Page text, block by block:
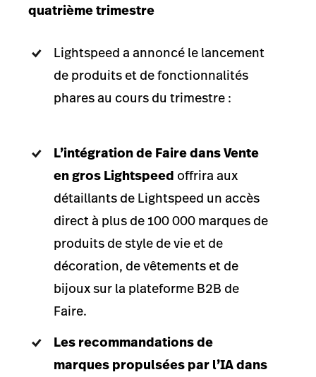
quatrième trimestre
Lightspeed a annoncé le lancement
de produits et de fonctionnalités
phares au cours du trimestre :
L’intégration de Faire dans Vente
en gros Lightspeed offrira aux
détaillants de Lightspeed un accès
direct à plus de 100 000 marques de
produits de style de vie et de
décoration, de vêtements et de
bijoux sur la plateforme B2B de
Faire.
Les recommandations de
marques propulsées par l’IA dans